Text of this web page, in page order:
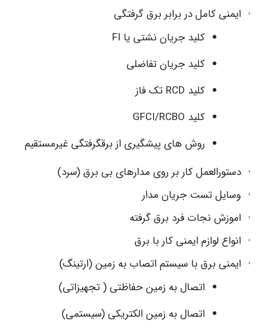
ایمنی کامل در برابر برق گرفتگی
کلید جریان نشتی یا FI
کلید جریان تفاضلی
کلید RCD تک فاز
کلید GFCI/RCBO
روش های پیشگیری از برقگرفتگی غیرمستقیم
دستورالعمل کار بر روی مدارهای بی برق (سرد)
وسایل تست جریان مدار
اموزش نجات فرد برق گرفته
انواع لوازم ایمنی کار با برق
ایمنی برق با سیستم اتصاب به زمین (ارتینگ)
اتصال به زمین حفاظتی ( تجهیزاتی)
اتصال به زمین الکتریکی (سیستمی)